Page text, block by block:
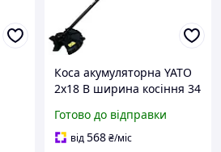
Коса акумуляторна YATO
2x18 В ширина косіння 34
Готово до відправки
від568₴/міс